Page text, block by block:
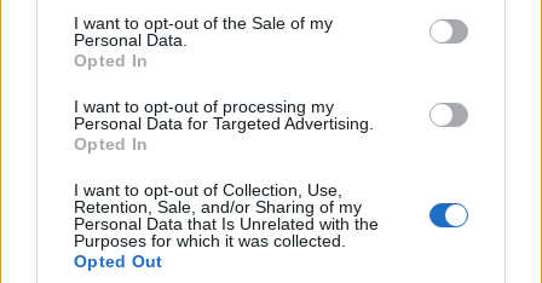
I want to opt-out of the Sale of my
Personal Data.
Opted In
I want to opt-out of processing my
Personal Data for Targeted Advertising.
Opted In
I want to opt-out of Collection, Use,
Retention, Sale, and/or Sharing of my
Personal Data that Is Unrelated with the
Purposes for which it was collected.
Opted Out
2025-01-27
Esonero dal versamento dei contributi previdenziali
per nuove assunzioni/trasformazioni a tempo
inps
3.546 euro
2024-04-04
Progetti Integrati di Filiera 2023-2025
Regione Piemonte - Direzione Coordinamento
Politiche e Fondi Europei